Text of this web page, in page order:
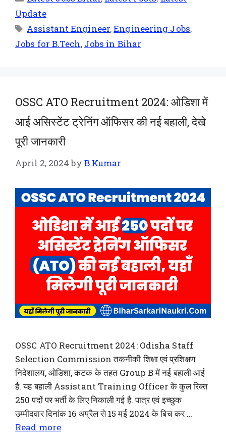
Update
Assistant Engineer,Engineering Jobs,
Jobs for B.Tech, Jobs in Bihar
OSSC ATO Recruitment 2024: ओडिशा में
आई असिस्टेंट ट्रेनिंग ऑफिसर की नई बहाली, देखे
पूरी जानकारी
April 2, 2024 by B Kumar
OSSC ATO Recruitment 2024: Odisha Staff
Selection Commission तकनीकी शिक्षा एवं प्रशिक्षण
निदेशालय, ओडिशा, कटक के तहत Group B में नई बहाली आई
है. यह बहाली Assistant Training Officer के कुल रिक्त
250 पदों पर भर्ती के लिए निकाली गई है. पात्र एवं इच्छुक
उम्मीदवार दिनांक 16 अप्रैल से 15 मई 2024 के बिच कर …
Read more